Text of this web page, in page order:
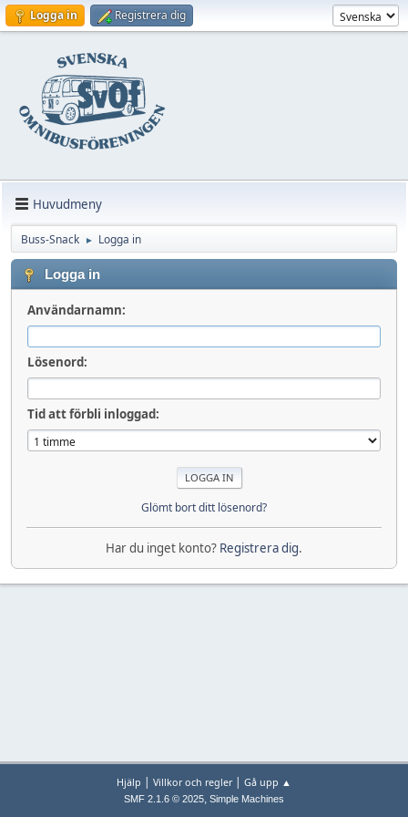
Logga in Registrera dig
Huvudmeny
Buss-Snack ► Logga in
Logga in
Användarnamn:
Lösenord:
Tid att förbli inloggad:
Glömt bort ditt lösenord?
Har du inget konto? Registrera dig.
Hjälp | Villkor och regler| Gå upp ▲
SMF 2.1.6 © 2025, Simple Machines